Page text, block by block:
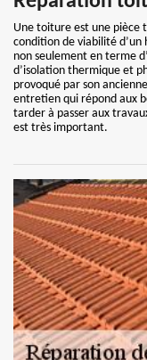
Une toiture est une pièce
condition de viabilité
non seulement en terme
d’isolation thermique et
provoqué par son
entretien qui répond aux
tarder à passer aux
est très important.